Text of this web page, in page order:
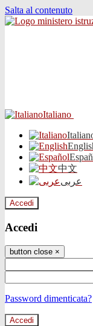
Salta al contenuto
Italiano
中文
عربى
Accedi
Accedi
button close ×
Password dimenticata?